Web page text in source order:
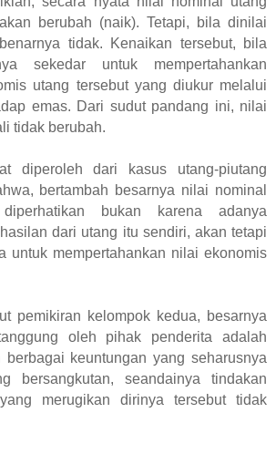
berubah (naik). Tetapi, bila dinilai
tidak. Kenaikan tersebut, bila
sekedar untuk mempertahankan
utang tersebut yang diukur melalui
emas. Dari sudut pandang ini, nilai
tidak berubah.
diperoleh dari kasus utang-piutang
bertambah besarnya nilai nominal
bukan karena adanya
dari utang itu sendiri, akan tetapi
untuk mempertahankan nilai ekonomis
pemikiran kelompok kedua, besarnya
oleh pihak penderita adalah
keuntungan yang seharusnya
bersangkutan, seandainya tindakan
merugikan dirinya tersebut tidak